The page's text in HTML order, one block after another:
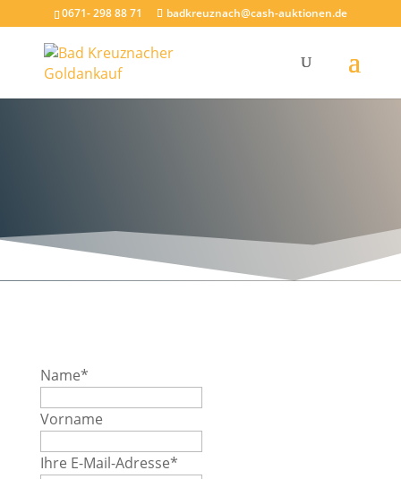
0671- 298 88 71 badkreuznach@cash-auktionen.de
Name*
Vorname
Ihre E-Mail-Adresse*